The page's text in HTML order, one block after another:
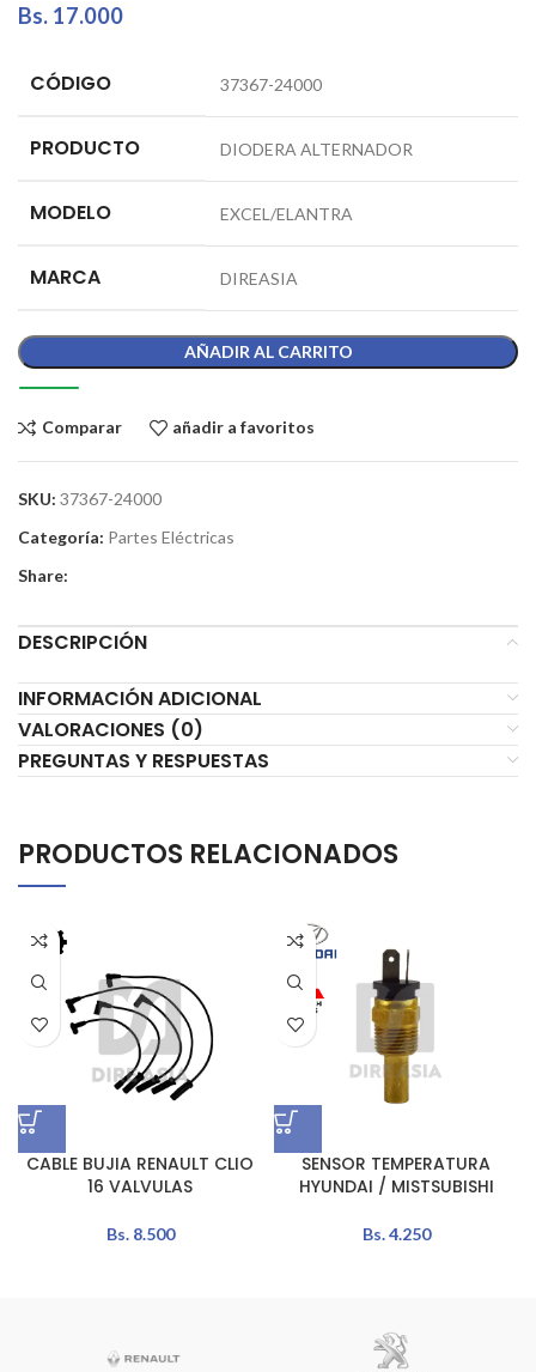
Bs. 17.000
CÓDIGO 37367-24000
PRODUCTO DIODERA ALTERNADOR
MODELO EXCEL/ELANTRA
MARCA DIREASIA
AÑADIR AL CARRITO
Comparar añadir a favoritos
SKU: 37367-24000
Categoría: Partes Eléctricas
Share:
DESCRIPCIÓN
INFORMACIÓN ADICIONAL
VALORACIONES (0)
PREGUNTAS Y RESPUESTAS
PRODUCTOS RELACIONADOS
CABLE BUJIA RENAULT CLIO
16 VALVULAS
Bs.8.500
SENSOR TEMPERATURA
HYUNDAI / MISTSUBISHI
Bs.4.250